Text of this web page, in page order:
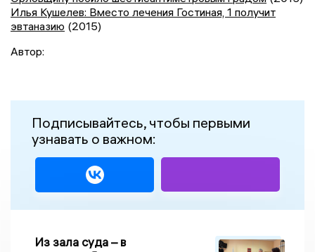
Илья Кушелев: Вместо лечения Гостиная, 1 получит
эвтаназию (2015)
Автор:
Подписывайтесь, чтобы первыми
узнавать о важном:
Из зала суда – в